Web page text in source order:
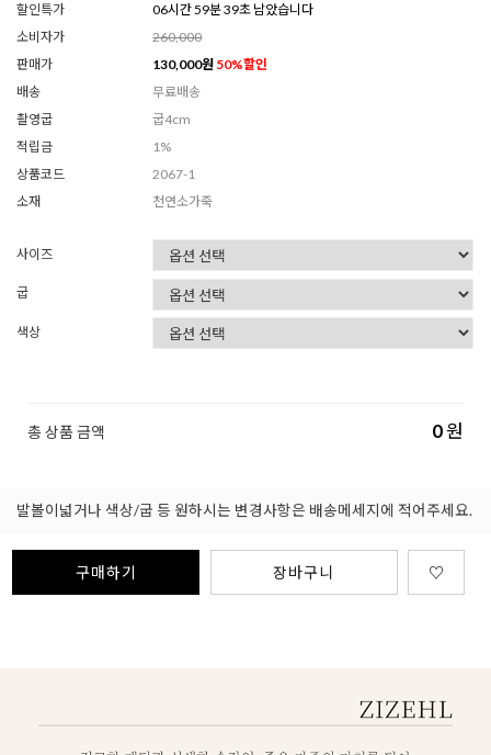
할인특가
06시간 59분 37초 남았습니다
소비자가
260,000
판매가
130,000원 50%할인
배송
무료배송
촬영굽
굽4cm
적립금
1%
상품코드
2067-1
소재
천연소가죽
사이즈
굽
색상
총 상품 금액 0원
발볼이넓거나 색상/굽 등 원하시는 변경사항은 배송메세지에 적어주세요.
구매하기 장바구니 ♡